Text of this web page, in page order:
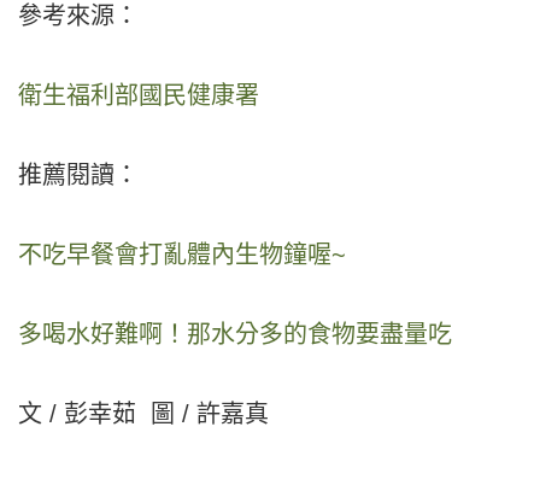
參考來源：
衛生福利部國民健康署
推薦閱讀：
不吃早餐會打亂體內生物鐘喔~
多喝水好難啊！那水分多的食物要盡量吃
文 / 彭幸茹 圖 / 許嘉真